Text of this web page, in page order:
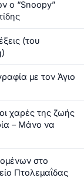
ο “Snoopy”
(του
με τον Άγιο
χαρές της ζωής
– Μάνο να
στο
Πτολεμαΐδας